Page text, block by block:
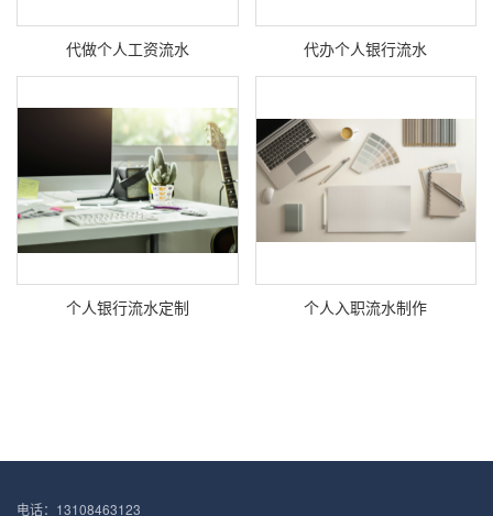
代做个人工资流水 代办个人银行流水
个人银行流水定制 个人入职流水制作
电话：13108463123